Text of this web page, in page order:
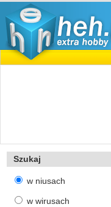
Szukaj
w niusach
w wirusach